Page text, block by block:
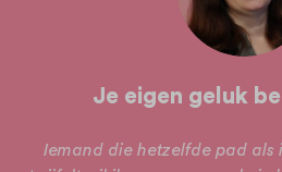
Je eigen geluk
Iemand die hetzelfde pad als